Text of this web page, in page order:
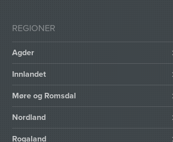
REGIONER
Agder
Innlandet
Møre og Romsdal
Nordland
Rogaland